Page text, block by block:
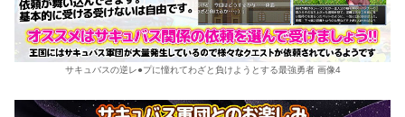
サキュバスの逆レ●プに憧れてわざと負けようとする最強勇者 画像4